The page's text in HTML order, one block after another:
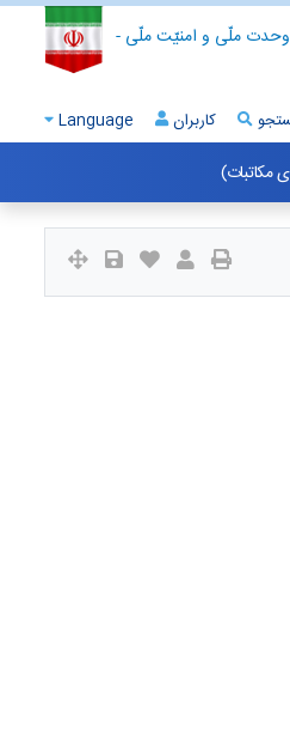
وحدت ملّی و امنیّت ملّی -
Language کاربران
مکاتبات)